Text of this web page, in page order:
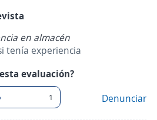
en almacén
tenía experiencia
evaluación?
1 Denunciar